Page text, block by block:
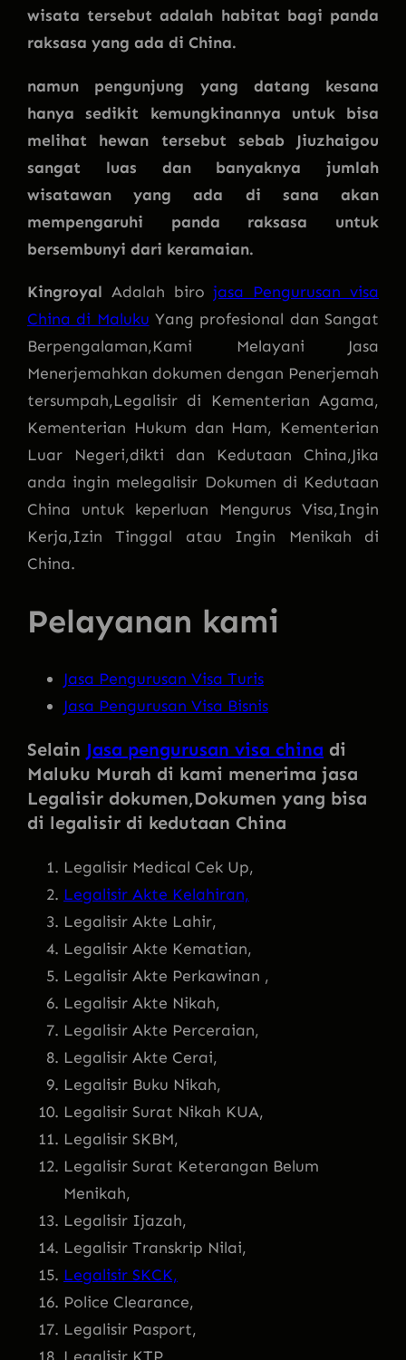
wisata tersebut adalah habitat bagi panda
raksasa yang ada di China.
namun pengunjung yang datang kesana
hanya sedikit kemungkinannya untuk bisa
melihat hewan tersebut sebab Jiuzhaigou
sangat luas dan banyaknya jumlah
wisatawan yang ada di sana akan
mempengaruhi panda raksasa untuk
bersembunyi dari keramaian.
Kingroyal Adalah birojasa Pengurusan visa
China di Maluku Yang profesional dan Sangat
Berpengalaman,Kami Melayani Jasa
Menerjemahkan dokumen dengan Penerjemah
tersumpah,Legalisir di Kementerian Agama,
Kementerian Hukum dan Ham, Kementerian
Luar Negeri,dikti dan Kedutaan China,Jika
anda ingin melegalisir Dokumen di Kedutaan
China untuk keperluan Mengurus Visa,Ingin
Kerja,Izin Tinggal atau Ingin Menikah di
China.
Pelayanan kami
Jasa Pengurusan Visa Turis
Jasa Pengurusan Visa Bisnis
Selain Jasa pengurusan visa china di
Maluku Murah di kami menerima jasa
Legalisir dokumen,Dokumen yang bisa
di legalisir di kedutaan China
Legalisir Medical Cek Up,
Legalisir Akte Kelahiran,
Legalisir Akte Lahir,
Legalisir Akte Kematian,
Legalisir Akte Perkawinan ,
Legalisir Akte Nikah,
Legalisir Akte Perceraian,
Legalisir Akte Cerai,
Legalisir Buku Nikah,
Legalisir Surat Nikah KUA,
Legalisir SKBM,
Legalisir Surat Keterangan Belum
Menikah,
Legalisir Ijazah,
Legalisir Transkrip Nilai,
Legalisir SKCK,
Police Clearance,
Legalisir Pasport,